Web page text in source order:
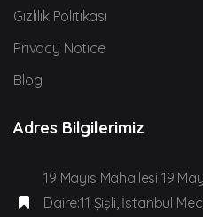
Gizlilik Politikası
Privacy Notice
Blog
Adres Bilgilerimiz
19 Mayıs Mahallesi 19
Daire:11 Şişli, İstanbul